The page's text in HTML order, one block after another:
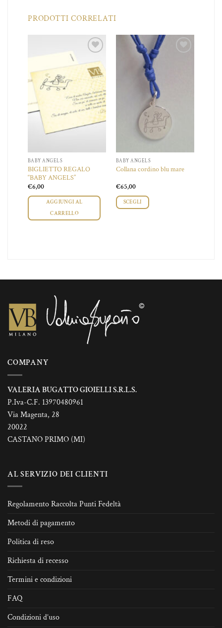
PRODOTTI CORRELATI
Aggiungi
alla lista
dei
desideri
BABY ANGELS
BIGLIETTO REGALO
“BABY ANGELS”
€6,00
AGGIUNGI AL
CARRELLO
BABY ANGELS
Collana cordino blu mare
€65,00
SCEGLI
essere
scelte
COMPANY
VALERIA BUGATTO GIOIELLI S.R.L.S.
P.Iva-C.F. 13970480961
Via Magenta, 28
20022
CASTANO PRIMO (MI)
AL SERVIZIO DEI CLIENTI
Regolamento Raccolta Punti Fedeltà
Metodi di pagamento
Politica di reso
Richiesta di recesso
Termini e condizioni
FAQ
Condizioni d’uso